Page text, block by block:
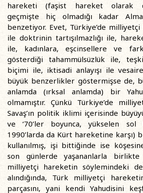
hareketi (faşist hareket olarak
geçmişte hiç olmadığı kadar
benzetiyor. Evet, Türkiye’de
ile doktrinin tartışılmazlığı ile,
ile, kadınlara, eşcinsellere ve
gösterdiği tahammülsüzlük ile,
biçimi ile, iktisadi anlayışı ile
büyük benzerlikler göstermişse de,
anlamda (ırksal anlamda) bir
olmamıştır. Çünkü Türkiye’de
Savaş’ın politik iklimi içerisinde
ve ‘70’ler boyunca, yükselen sol
1990’larda da Kürt hareketine karşı)
kullanılmış, işi bittiğinde ise
son günlerde yaşananlarla
milliyetçi hareketin söylemindeki
alındığında, Türk milliyetçi
parçasını, yani kendi Yahudisini